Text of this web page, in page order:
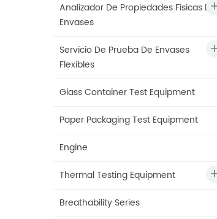
Analizador De Propiedades Físicas De
Envases
Servicio De Prueba De Envases
Flexibles
Glass Container Test Equipment
Paper Packaging Test Equipment
Engine
Thermal Testing Equipment
Breathability Series